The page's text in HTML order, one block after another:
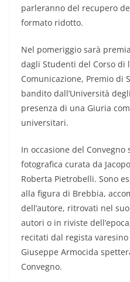
parleranno del recupero
formato ridotto.
Nel pomeriggio sarà
dagli Studenti del Corso di
Comunicazione, Premio di
bandito dall’Università
presenza di una Giuria
universitari.
In occasione del
fotografica curata da
Roberta Pietrobelli. Sono
alla figura di Brebbia,
dell’autore, ritrovati nel
autori o in riviste
recitati dal regista
Giuseppe Armocida
Convegno.